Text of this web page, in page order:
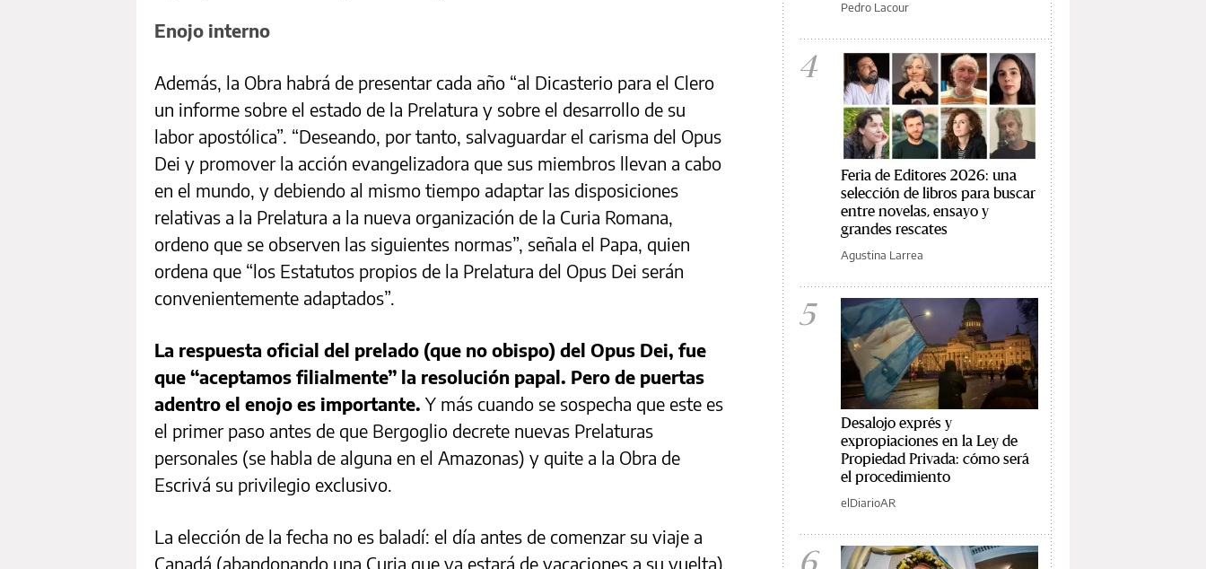
Enojo interno
Además, la Obra habrá de presentar cada año “al Dicasterio para el Clero
un informe sobre el estado de la Prelatura y sobre el desarrollo de su
labor apostólica”. “Deseando, por tanto, salvaguardar el carisma del Opus
Dei y promover la acción evangelizadora que sus miembros llevan a cabo
en el mundo, y debiendo al mismo tiempo adaptar las disposiciones
relativas a la Prelatura a la nueva organización de la Curia Romana,
ordeno que se observen las siguientes normas”, señala el Papa, quien
ordena que “los Estatutos propios de la Prelatura del Opus Dei serán
convenientemente adaptados”.
La respuesta oficial del prelado (que no obispo) del Opus Dei, fue
que “aceptamos filialmente” la resolución papal. Pero de puertas
adentro el enojo es importante. Y más cuando se sospecha que este es
el primer paso antes de que Bergoglio decrete nuevas Prelaturas
personales (se habla de alguna en el Amazonas) y quite a la Obra de
Escrivá su privilegio exclusivo.
La elección de la fecha no es baladí: el día antes de comenzar su viaje a
Canadá (abandonando una Curia que ya estará de vacaciones a su vuelta),
Pedro Lacour
4
Feria de Editores 2026: una
selección de libros para buscar
entre novelas, ensayo y
grandes rescates
Agustina Larrea
5
Desalojo exprés y
expropiaciones en la Ley de
Propiedad Privada: cómo será
el procedimiento
elDiarioAR
6